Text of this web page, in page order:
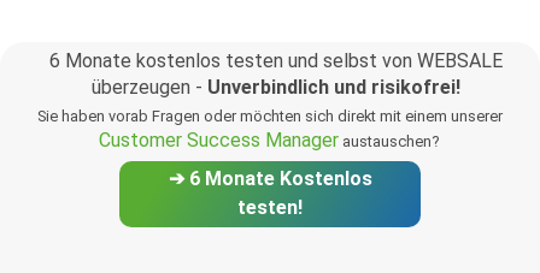
6 Monate kostenlos testen und selbst von WEBSALE
überzeugen - Unverbindlich und risikofrei!
Sie haben vorab Fragen oder möchten sich direkt mit einem unserer
Customer Success Manageraustauschen?
➔ 6 Monate Kostenlos
testen!